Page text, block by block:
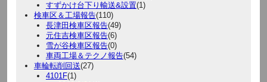
すずかけ台下り輸送&設置(1)
検車区＆工場報告(110)
長津田検車区報告(49)
元住吉検車区報告(6)
雪が谷検車区報告(0)
車両工場＆テクノ報告(54)
車輪転削回送(27)
4101F(1)